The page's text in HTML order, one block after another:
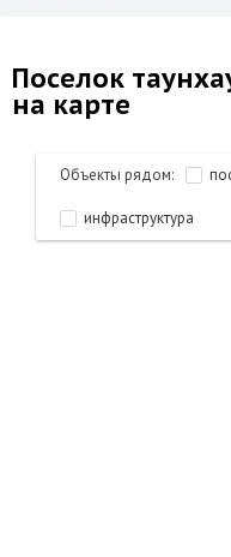
Поселок
на карте
Объекты рядом:
инфраструктура